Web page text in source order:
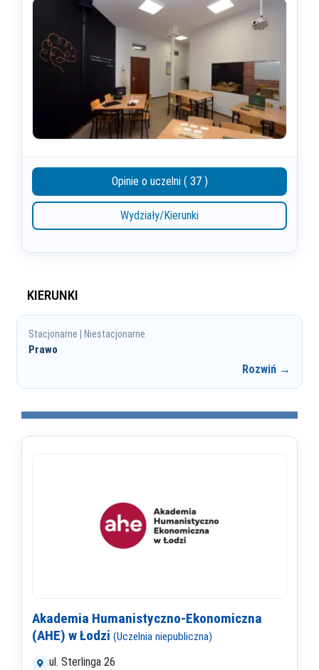
Opinie o uczelni ( 37 )
Wydziały/Kierunki
KIERUNKI
Stacjonarne | Niestacjonarne
Prawo
Rozwiń →
Akademia Humanistyczno-Ekonomiczna
(AHE) w Łodzi (Uczelnia niepubliczna)
ul. Sterlinga 26